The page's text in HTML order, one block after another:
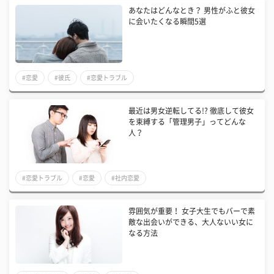
あなたはどんなとき？ 男性がふと彼女
に会いたくなる瞬間5選
#恋愛 #彼氏 #恋愛トラブル
最近は男女逆転してる!? 徹底して彼女
を束縛する「管理男子」ってどんな
人？
#恋愛トラブル #恋愛 #社内恋愛
雰囲気が重要！ 女子大生でもバーで素
敵な出会いができる、大人ないい女に
なる方法